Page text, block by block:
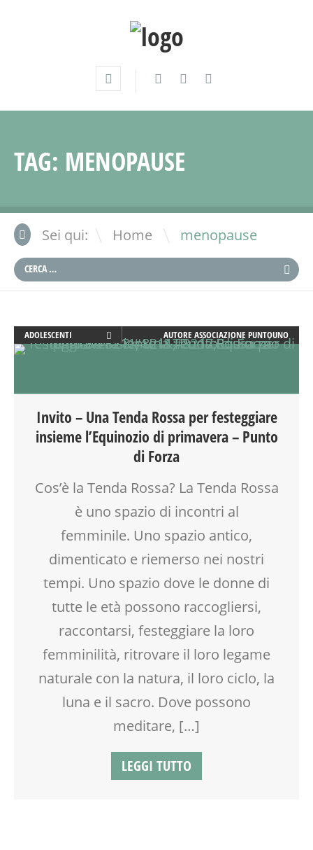
TAG: MENOPAUSE
Sei qui: Home \ menopause
ADOLESCENTI
ADULTI
BIONATURALE
CALENDARIO CORSI
CUCINA
LETTURA
MAMME
NATUROPATIA
PITTURA
SPAZIO
TEATRO DI NARRAZIONE
AUTORE ASSOCIAZIONE PUNTOUNO
Invito – Una Tenda Rossa per festeggiare
insieme l’Equinozio di primavera – Punto
di Forza
Cos’è la Tenda Rossa? La Tenda Rossa
è uno spazio di incontri al
femminile. Uno spazio antico,
dimenticato e riemerso nei nostri
tempi. Uno spazio dove le donne di
tutte le età possono raccogliersi,
raccontarsi, festeggiare la loro
femminilità, ritrovare il loro legame
naturale con la natura, il loro ciclo, la
luna e il sacro. Dove possono
meditare, […]
LEGGI TUTTO